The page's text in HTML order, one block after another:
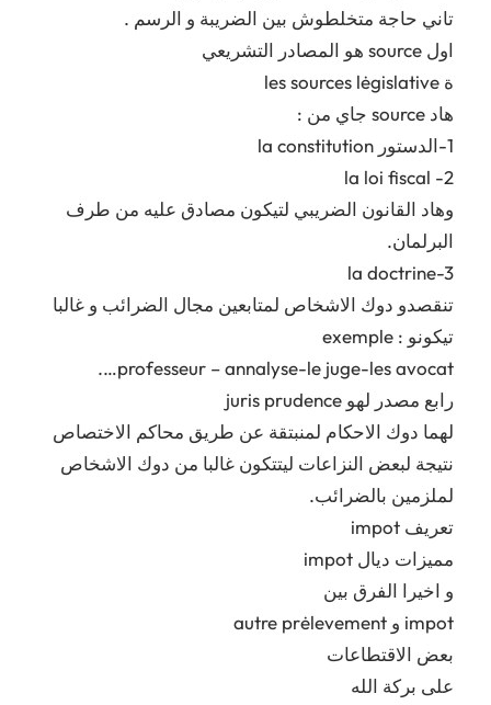
تاني حاجة متخلطوش بين الضريبة و الرسم .
اول source هو المصادر التشريعي
ة les sources lėgislative
هاد source جاي من :
1-الدستور la constitution
la loi fiscal -2
وهاد القانون الضريبي لتيكون مصادق عليه من طرف
البرلمان.
la doctrine-3
تنقصدو دوك الاشخاص لمتابعين مجال الضرائب و غالبا
تيكونو : exemple
professeur – annalyse-le juge-les avocat….
رابع مصدر لهو juris prudence
لهما دوك الاحكام لمنبتقة عن طريق محاكم الاختصاص
نتيجة لبعض النزاعات ليتتكون غالبا من دوك الاشخاص
لملزمين بالضرائب.
تعريف impot
مميزات ديال impot
و اخيرا الفرق بين
impot و autre prėlevement
بعض الاقتطاعات
على بركة الله